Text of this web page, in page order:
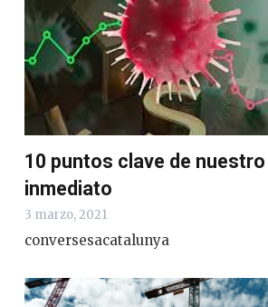
10 puntos clave de
inmediato
3 marzo, 2021
conversesacatalunya